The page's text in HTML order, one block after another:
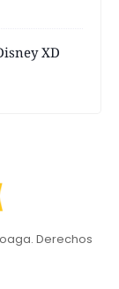
XD
Derechos